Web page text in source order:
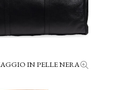
SCEGLI IN PELLE NERA